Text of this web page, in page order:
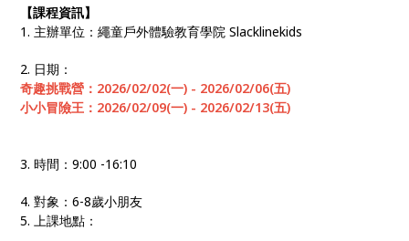
【課程資訊】
1. 主辦單位：繩童戶外體驗教育學院 Slacklinekids
2. 日期：
奇趣挑戰營：2026/02/02(一) - 2026/02/06(五)
小小冒險王：2026/02/09(一) - 2026/02/13(五)
3. 時間：9:00 -16:10
4. 對象：6-8歲小朋友
5. 上課地點：